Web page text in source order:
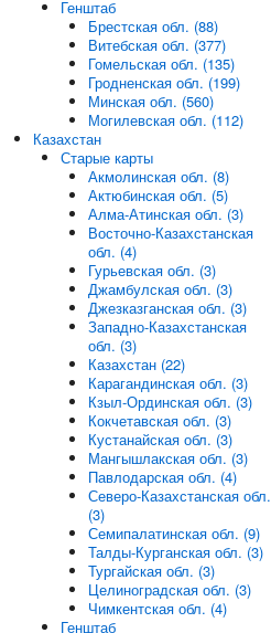
Генштаб
Брестская обл. (88)
Витебская обл. (377)
Гомельская обл. (135)
Гродненская обл. (199)
Минская обл. (560)
Могилевская обл. (112)
Казахстан
Старые карты
Акмолинская обл. (8)
Актюбинская обл. (5)
Алма-Атинская обл. (3)
Восточно-Казахстанская
обл. (4)
Гурьевская обл. (3)
Джамбулская обл. (3)
Джезказганская обл. (3)
Западно-Казахстанская
обл. (3)
Казахстан (22)
Карагандинская обл. (3)
Кзыл-Ординская обл. (3)
Кокчетавская обл. (3)
Кустанайская обл. (3)
Мангышлакская обл. (3)
Павлодарская обл. (4)
Северо-Казахстанская обл.
(3)
Семипалатинская обл. (9)
Талды-Курганская обл. (3)
Тургайская обл. (3)
Целиноградская обл. (3)
Чимкентская обл. (4)
Генштаб